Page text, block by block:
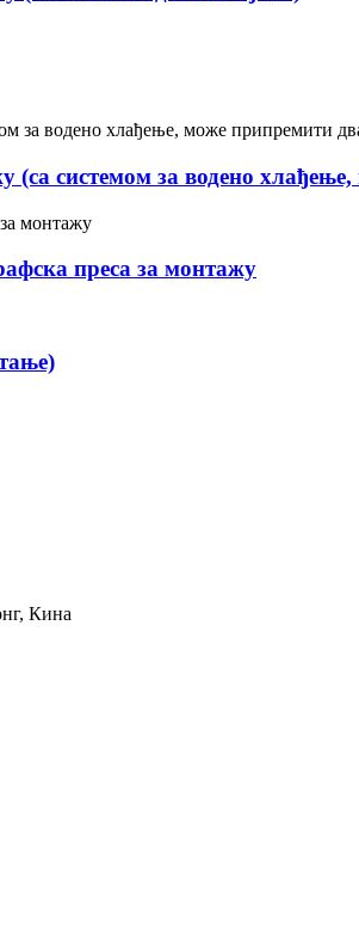
системом за водено
преса за монтажу
Кина